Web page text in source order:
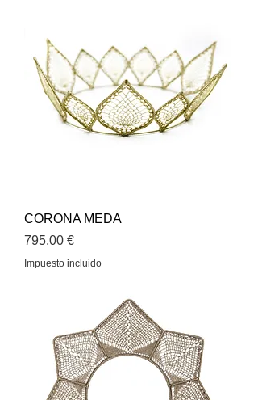
CORONA MEDA
Precio
795,00 €
Impuesto incluido